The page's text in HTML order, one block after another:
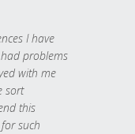
I have
problems
with me
sort
this
such